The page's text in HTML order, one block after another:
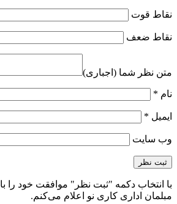
نقاط قوت
نقاط ضعف
متن نظر شما (اجباری)
نام *
ایمیل *
وب‌ سایت
با انتخاب دکمه "ثبت نظر" موافقت خود را با
مبلمان اداری کاری نو اعلام می‌کنم.